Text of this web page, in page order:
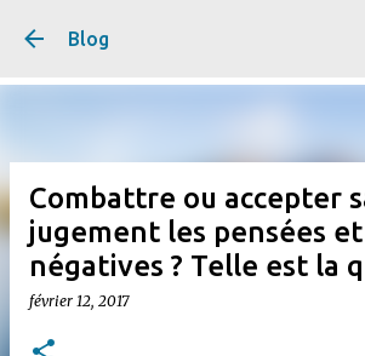
Blog
Combattre ou accepter
jugement les pensées
négatives ? Telle est la
février 12, 2017